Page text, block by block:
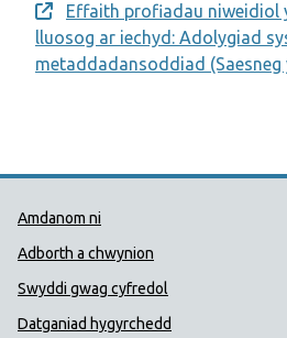
Opens a new window
Effaith profiadau niweidiol
lluosog ar iechyd: Adolygiad
metaddadansoddiad (Saesneg
Dolenni Cymorth
Amdanom ni
Adborth a chwynion
Swyddi gwag cyfredol
Datganiad hygyrchedd